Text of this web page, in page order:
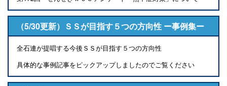
（5/30更新）ＳＳが目指す５つの方向性 ー事例集ー
全石連が提唱する今後ＳＳが目指す５つの方向性
具体的な事例記事をピックアップしましたのでご覧ください